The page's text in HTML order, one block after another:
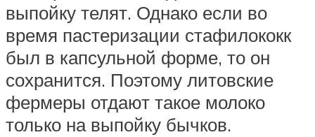
выпойку телят. Однако если во
время пастеризации стафилококк
был в капсульной форме, то он
сохранится. Поэтому литовские
фермеры отдают такое молоко
только на выпойку бычков.